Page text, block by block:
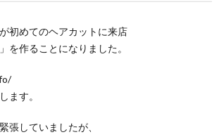
初めてのヘアカットに来店
を作ることになりました。
ます。
張していましたが、